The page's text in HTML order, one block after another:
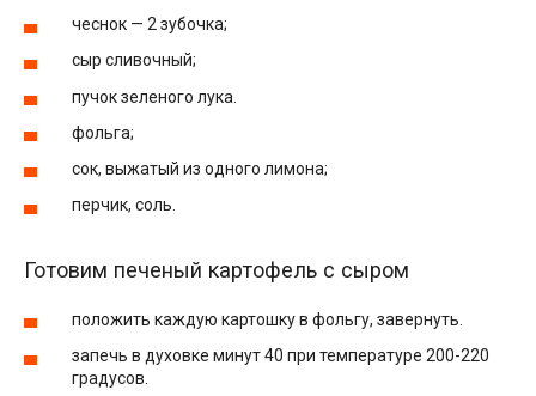
чеснок — 2 зубочка;
сыр сливочный;
пучок зеленого лука.
фольга;
сок, выжатый из одного лимона;
перчик, соль.
Готовим печеный картофель с сыром
положить каждую картошку в фольгу, завернуть.
запечь в духовке минут 40 при температуре 200-220
градусов.